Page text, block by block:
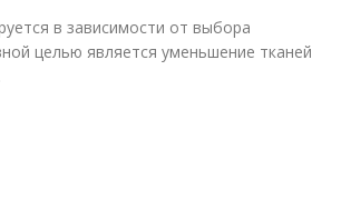
в зависимости от выбора
целью является уменьшение тканей